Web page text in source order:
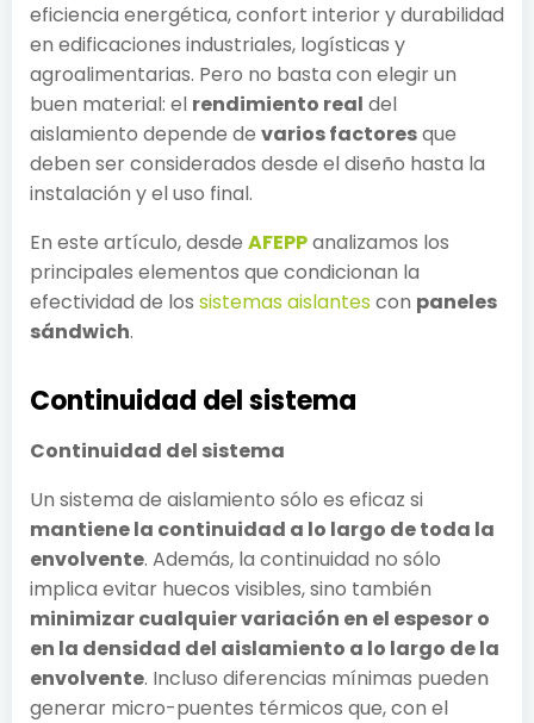
eficiencia energética, confort interior y durabilidad
en edificaciones industriales, logísticas y
agroalimentarias. Pero no basta con elegir un
buen material: el rendimiento real del
aislamiento depende de varios factoresque
deben ser considerados desde el diseño hasta la
instalación y el uso final.
En este artículo, desde AFEPPanalizamos los
principales elementos que condicionan la
efectividad de los sistemas aislantes con paneles
sándwich.
Continuidad del sistema
Continuidad del sistema
Un sistema de aislamiento sólo es eficaz si
mantiene la continuidad a lo largo de toda la
envolvente. Además, la continuidad no sólo
implica evitar huecos visibles, sino también
minimizar cualquier variación en el espesor o
en la densidad del aislamiento a lo largo de la
envolvente. Incluso diferencias mínimas pueden
generar micro-puentes térmicos que, con el